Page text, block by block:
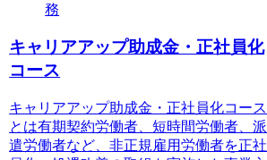
務
キャリアアップ助成金・正社員化
コース
キャリアアップ助成金・正社員化コース
とは有期契約労働者、短時間労働者、派
遣労働者など、非正規雇用労働者を正社